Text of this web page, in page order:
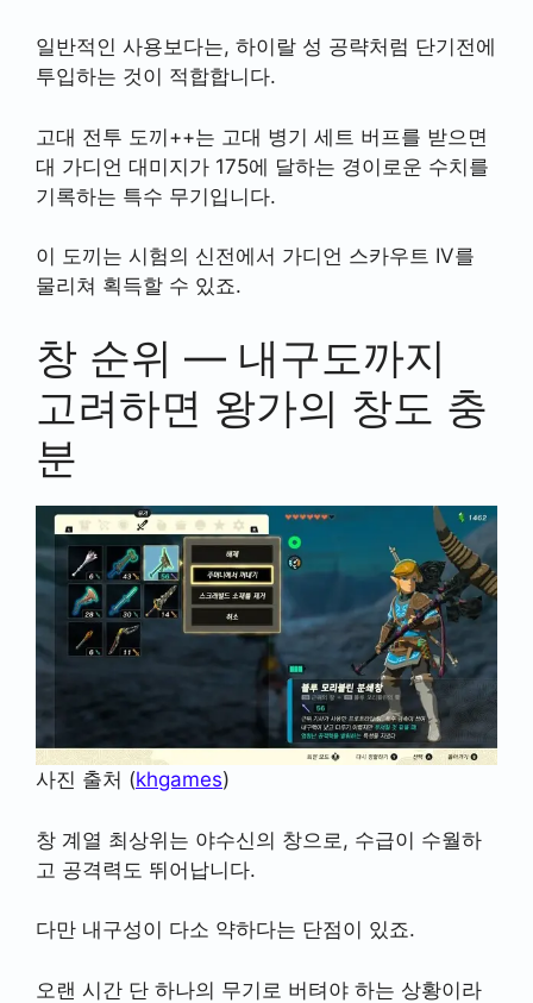
일반적인 사용보다는, 하이랄 성 공략처럼 단기전에
투입하는 것이 적합합니다.
고대 전투 도끼++는 고대 병기 세트 버프를 받으면
대 가디언 대미지가 175에 달하는 경이로운 수치를
기록하는 특수 무기입니다.
이 도끼는 시험의 신전에서 가디언 스카우트 IV를
물리쳐 획득할 수 있죠.
창 순위 — 내구도까지
고려하면 왕가의 창도 충
분
사진 출처 (khgames)
창 계열 최상위는 야수신의 창으로, 수급이 수월하
고 공격력도 뛰어납니다.
다만 내구성이 다소 약하다는 단점이 있죠.
오랜 시간 단 하나의 무기로 버텨야 하는 상황이라